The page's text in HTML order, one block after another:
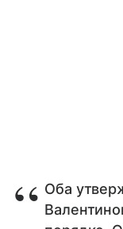
Оба